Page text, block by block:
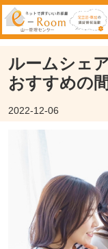
ルームシェ
おすすめの
2022-12-06